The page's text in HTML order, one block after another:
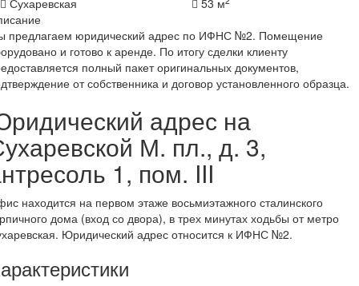
Сухаревская
53 м
предлагаем юридический адрес по ИФНС №2. Помещение
и готово к аренде. По итогу сделки клиенту
полный пакет оригинальных документов,
от собственника и договор установленного образца.
адрес на
М. пл., д. 3,
1, пом. III
находится на первом этаже восьмиэтажного сталинского
дома (вход со двора), в трех минутах ходьбы от метро
Юридический адрес относится к ИФНС №2.